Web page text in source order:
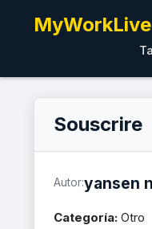
MyWorkLive
Souscrire
Autor:yansen
Categoría: Otro